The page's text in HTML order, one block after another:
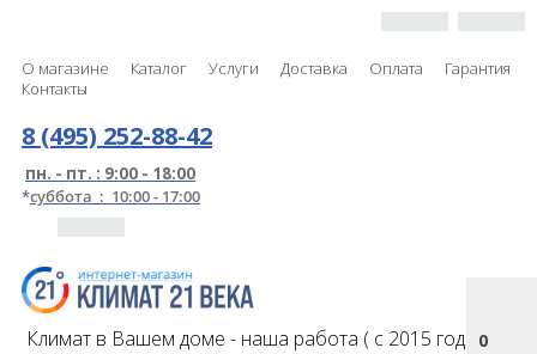
О магазине Каталог Услуги Доставка Оплата
Гарантия
Контакты
0
8 (495) 252-88-42
пн. - пт. : 9:00 - 18:00
*суббота : 10:00 - 17:00
Климат в Вашем доме - наша работа ( с 2015 года )